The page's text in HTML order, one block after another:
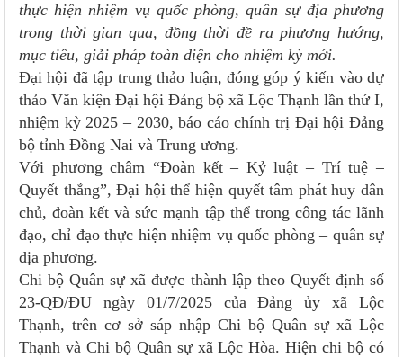
thực hiện nhiệm vụ quốc phòng, quân sự địa phương
trong thời gian qua, đồng thời đề ra phương hướng,
mục tiêu, giải pháp toàn diện cho nhiệm kỳ mới.
Đại hội đã tập trung thảo luận, đóng góp ý kiến vào dự
thảo Văn kiện Đại hội Đảng bộ xã Lộc Thạnh lần thứ I,
nhiệm kỳ 2025 – 2030, báo cáo chính trị Đại hội Đảng
bộ tỉnh Đồng Nai và Trung ương.
Với phương châm “Đoàn kết – Kỷ luật – Trí tuệ –
Quyết thắng”, Đại hội thể hiện quyết tâm phát huy dân
chủ, đoàn kết và sức mạnh tập thể trong công tác lãnh
đạo, chỉ đạo thực hiện nhiệm vụ quốc phòng – quân sự
địa phương.
Chi bộ Quân sự xã được thành lập theo Quyết định số
23-QĐ/ĐU ngày 01/7/2025 của Đảng ủy xã Lộc
Thạnh, trên cơ sở sáp nhập Chi bộ Quân sự xã Lộc
Thạnh và Chi bộ Quân sự xã Lộc Hòa. Hiện chi bộ có